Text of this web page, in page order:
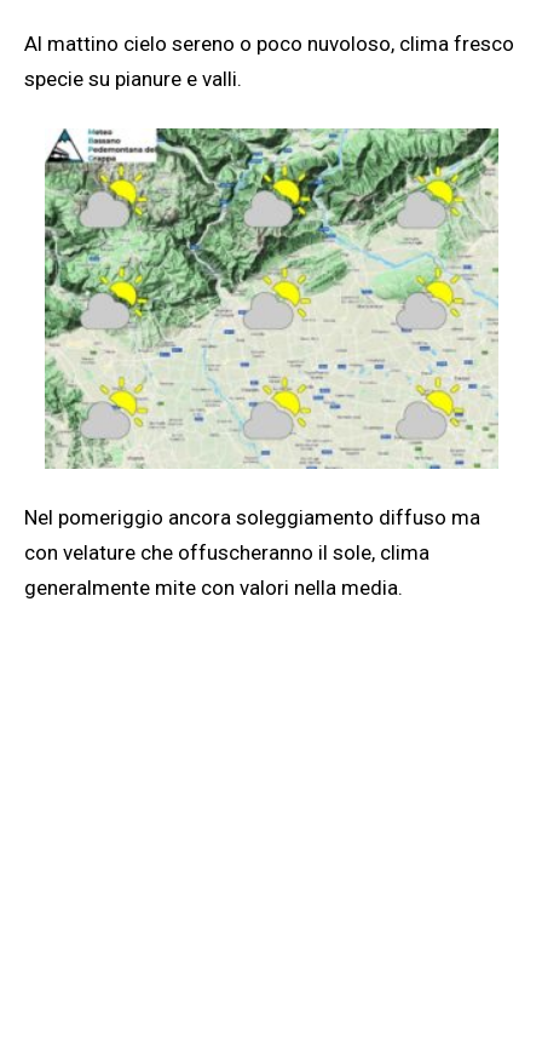
Al mattino cielo sereno o poco nuvoloso, clima fresco
specie su pianure e valli.
Nel pomeriggio ancora soleggiamento diffuso ma
con velature che offuscheranno il sole, clima
generalmente mite con valori nella media.